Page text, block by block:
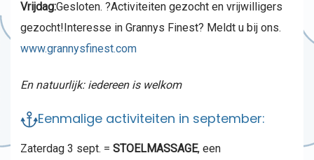
Vrijdag:Gesloten. ?Activiteiten gezocht en vrijwilligers
gezocht!Interesse in Grannys Finest? Meldt u bij ons.
www.grannysfinest.com
En natuurlijk: iedereen is welkom
Eenmalige activiteiten in september:
Zaterdag 3 sept. = STOELMASSAGE, een